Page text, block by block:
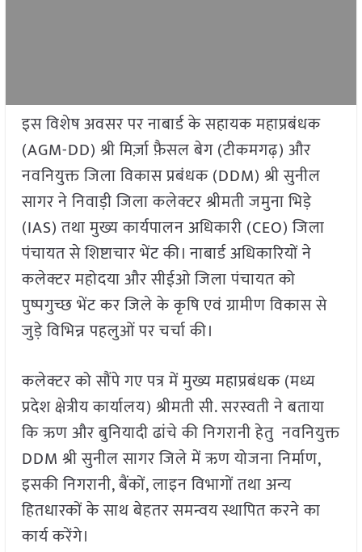
इस विशेष अवसर पर नाबार्ड के सहायक महाप्रबंधक
(AGM-DD) श्री मिर्ज़ा फ़ैसल बेग (टीकमगढ़) और
नवनियुक्त जिला विकास प्रबंधक (DDM) श्री सुनील
सागर ने निवाड़ी जिला कलेक्टर श्रीमती जमुना भिड़े
(IAS) तथा मुख्य कार्यपालन अधिकारी (CEO) जिला
पंचायत से शिष्टाचार भेंट की। नाबार्ड अधिकारियों ने
कलेक्टर महोदया और सीईओ जिला पंचायत को
पुष्पगुच्छ भेंट कर जिले के कृषि एवं ग्रामीण विकास से
जुड़े विभिन्न पहलुओं पर चर्चा की।
कलेक्टर को सौंपे गए पत्र में मुख्य महाप्रबंधक (मध्य
प्रदेश क्षेत्रीय कार्यालय) श्रीमती सी. सरस्वती ने बताया
कि ऋण और बुनियादी ढांचे की निगरानी हेतु नवनियुक्त
DDM श्री सुनील सागर जिले में ऋण योजना निर्माण,
इसकी निगरानी, बैंकों, लाइन विभागों तथा अन्य
हितधारकों के साथ बेहतर समन्वय स्थापित करने का
कार्य करेंगे।